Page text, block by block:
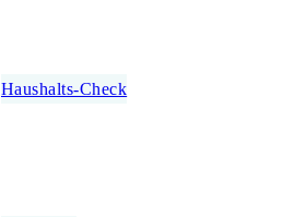
Haushalts-Check